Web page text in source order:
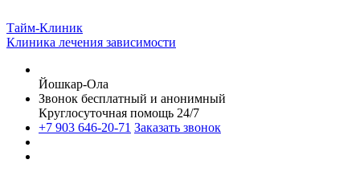
Тайм-Клиник
Клиника лечения зависимости
Йошкар-Ола
Звонок бесплатный и анонимный
Круглосуточная помощь 24/7
+7 903 646-20-71 Заказать звонок